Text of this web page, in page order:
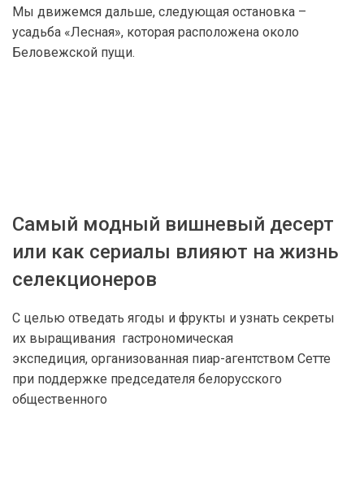
Мы движемся дальше, следующая остановка –
усадьба «Лесная», которая расположена около
Беловежской пущи.
Самый модный вишневый десерт
или как сериалы влияют на жизнь
селекционеров
С целью отведать ягоды и фрукты и узнать секреты
их выращивания гастрономическая
экспедиция, организованная пиар-агентством Сетте
при поддержке председателя белорусского
общественного